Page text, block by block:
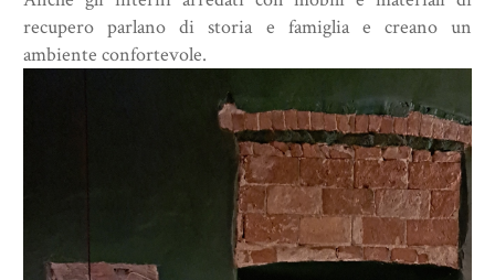
recupero parlano di storia e famiglia e creano un
ambiente confortevole.